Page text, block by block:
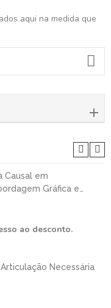
aqui na medida que
Causal em
Gráfica e
ao desconto.
Necessária